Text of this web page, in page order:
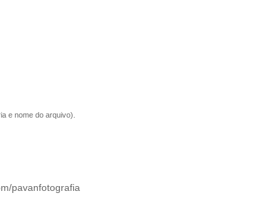
e nome do arquivo).
pavanfotografia